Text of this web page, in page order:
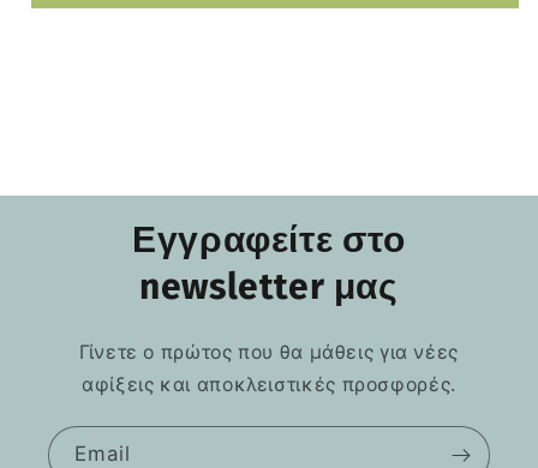
Εγγραφείτε στο
newsletter μας
Γίνετε ο πρώτος που θα μάθεις για νέες
αφίξεις και αποκλειστικές προσφορές.
Email